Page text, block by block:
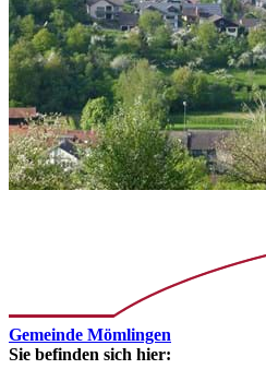
Gemeinde Mömlingen
Sie befinden sich hier: